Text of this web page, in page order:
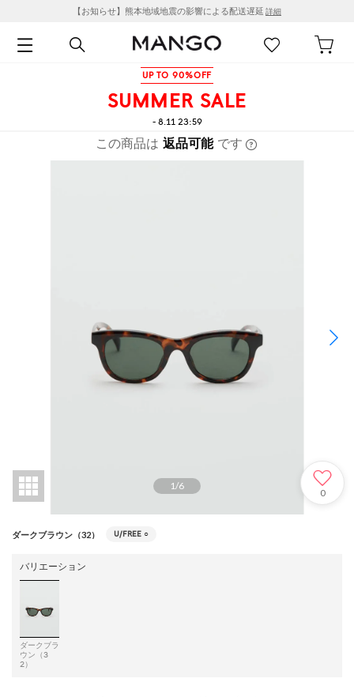
【お知らせ】熊本地域地震の影響による配送遅延 詳細
UP TO 90%OFF
SUMMER SALE
- 8.11 23:59
この商品は 返品可能 です
1/6
0
ダークブラウン（32） U/FREE ○
バリエーション
ダークブラ
ウン（3
2）